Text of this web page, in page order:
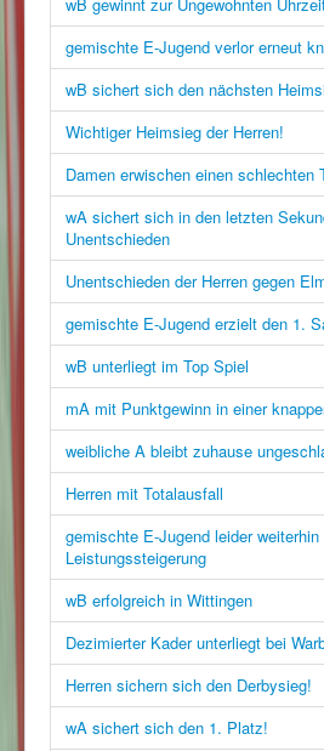
wB gewinnt zur Ungewohnten
gemischte E-Jugend verlor erneut
wB sichert sich den nächsten
Wichtiger Heimsieg der Herren!
Damen erwischen einen schlechten
wA sichert sich in den letzten
Unentschieden
Unentschieden der Herren gegen
gemischte E-Jugend erzielt den 1.
wB unterliegt im Top Spiel
mA mit Punktgewinn in einer
weibliche A bleibt zuhause
Herren mit Totalausfall
gemischte E-Jugend leider
Leistungssteigerung
wB erfolgreich in Wittingen
Dezimierter Kader unterliegt bei
Herren sichern sich den Derbysieg!
wA sichert sich den 1. Platz!